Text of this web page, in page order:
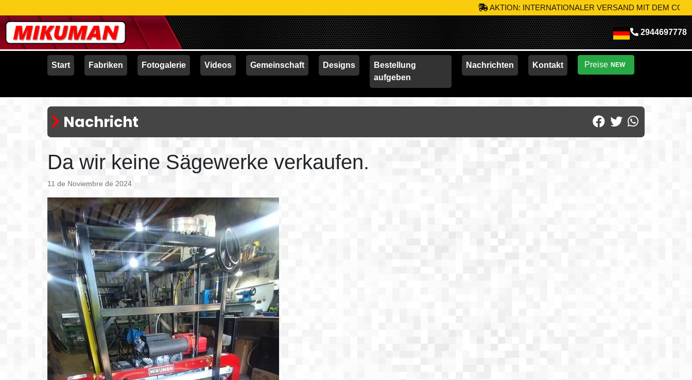
AKTION: INTERNATIONALER VERSAND MIT DEM CODEMIK-S10
2944697778
Start Fabriken Fotogalerie Videos Gemeinschaft Designs
Bestellung
aufgeben
Nachrichten Kontakt Preise NEW
Nachricht
Da wir keine Sägewerke verkaufen.
11 de Noviembre de 2024